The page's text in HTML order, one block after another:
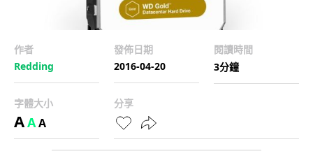
作者
Redding
發佈日期
2016-04-20
閱讀時間
3分鐘
字體大小
AAA
分享